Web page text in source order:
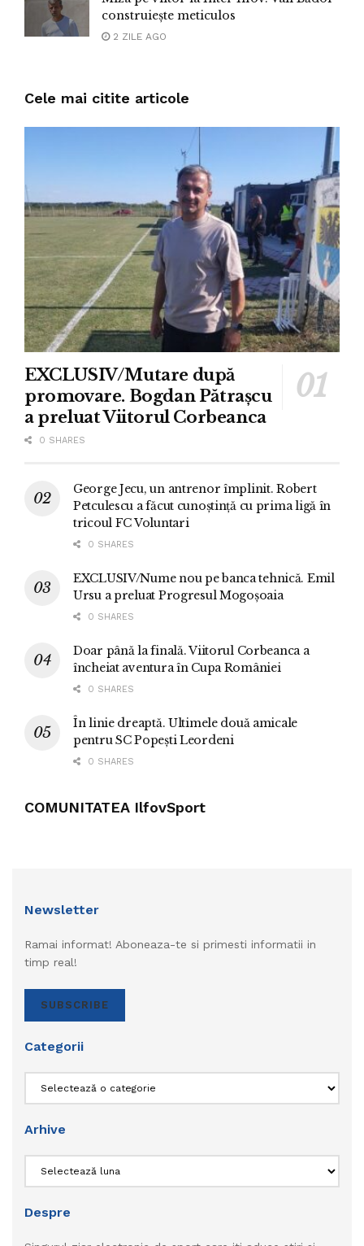
construiește meticulos
2 ZILE AGO
Cele mai citite articole
EXCLUSIV/Mutare după
promovare. Bogdan Pătrașcu
a preluat Viitorul Corbeanca
0 SHARES
George Jecu, un antrenor împlinit. Robert
Petculescu a făcut cunoștință cu prima ligă în
tricoul FC Voluntari
0 SHARES
EXCLUSIV/Nume nou pe banca tehnică. Emil
Ursu a preluat Progresul Mogoșoaia
0 SHARES
Doar până la finală. Viitorul Corbeanca a
încheiat aventura în Cupa României
0 SHARES
În linie dreaptă. Ultimele două amicale
pentru SC Popești Leordeni
0 SHARES
COMUNITATEA IlfovSport
Newsletter
Ramai informat! Aboneaza-te si primesti informatii in
timp real!
SUBSCRIBE
Categorii
Arhive
Despre